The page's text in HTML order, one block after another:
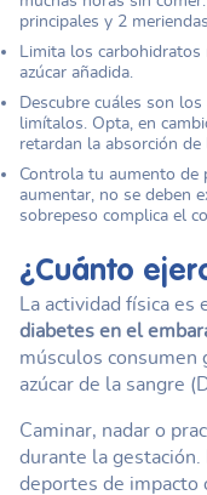
principales y 2
Limita los
azúcar añadida.
Descubre cuáles son
limítalos. Opta, en
retardan la absorción
Controla tu aumento de
aumentar, no se deben
sobrepeso complica el
¿Cuánto
La actividad física
diabetes en el
músculos consumen
azúcar de la sangre
Caminar, nadar o
durante la
deportes de impacto